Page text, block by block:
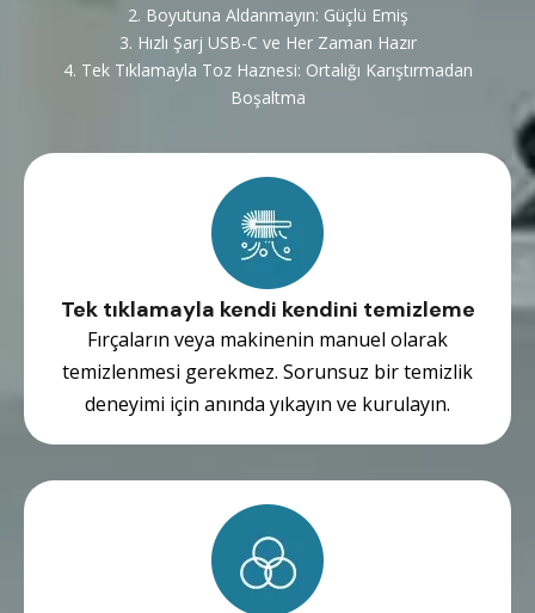
2. Boyutuna Aldanmayın: Güçlü Emiş
3. Hızlı Şarj USB-C ve Her Zaman Hazır
4. Tek Tıklamayla Toz Haznesi: Ortalığı Karıştırmadan
Boşaltma
Tek tıklamayla kendi kendini temizleme
Fırçaların veya makinenin manuel olarak
temizlenmesi gerekmez. Sorunsuz bir temizlik
deneyimi için anında yıkayın ve kurulayın.